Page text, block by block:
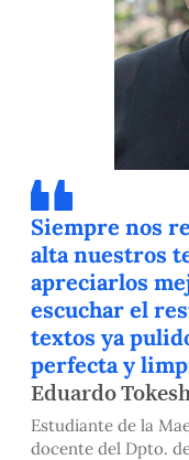
Siempre nos
alta nuestros
apreciarlos
escuchar el
textos ya
perfecta y
Eduardo
Estudiante de la
docente del Dpto.